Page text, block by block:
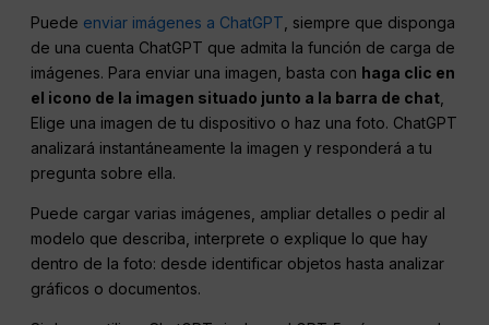
Puede enviar imágenes a ChatGPT , siempre que disponga
de una cuenta ChatGPT que admita la función de carga de
imágenes. Para enviar una imagen, basta con haga clic en
el icono de la imagen situado junto a la barra de chat
Elige una imagen de tu dispositivo o haz una foto. ChatGPT
analizará instantáneamente la imagen y responderá a tu
pregunta sobre ella.
Puede cargar varias imágenes, ampliar detalles o pedir al
modelo que describa, interprete o explique lo que hay
dentro de la foto: desde identificar objetos hasta analizar
gráficos o documentos.